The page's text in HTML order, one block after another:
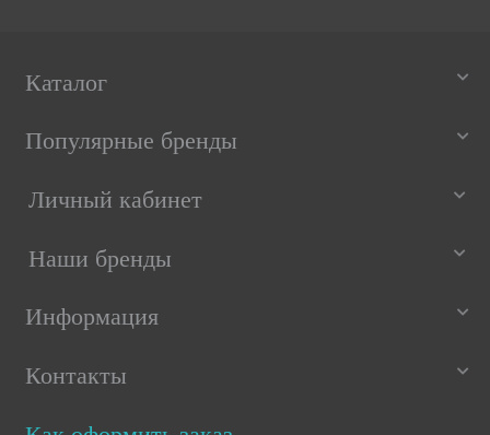
Каталог
Популярные бренды
Личный кабинет
Наши бренды
Информация
Контакты